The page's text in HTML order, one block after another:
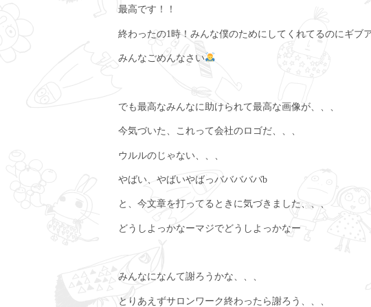
最高です！！
終わったの1時！みんな僕のためにしてくれてるのにギブ
みんなごめんなさい
でも最高なみんなに助けられて最高な画像が、、、
今気づいた、これって会社のロゴだ、、、
ウルルのじゃない、、、
やばい、やばいやばっバババババb
と、今文章を打ってるときに気づきました、、、
どうしよっかなーマジでどうしよっかなー
みんなになんて謝ろうかな、、、
とりあえずサロンワーク終わったら謝ろう、、、